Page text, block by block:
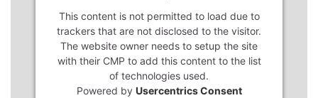
This content is not permitted to load due to
trackers that are not disclosed to the visitor.
The website owner needs to setup the site
with their CMP to add this content to the list
of technologies used.
Powered by Usercentrics Consent